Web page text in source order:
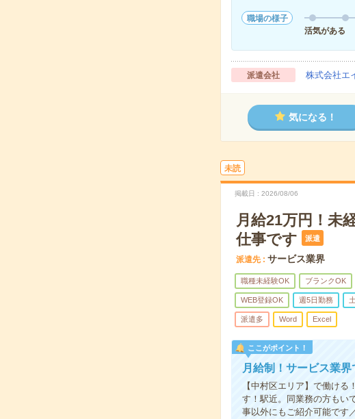
職場の様子
活気がある
派遣会社 株式会社エ
気になる！
未読
掲載日 2026/08/06
月給21万円！未
仕事です
派遣
派遣先 サービス業界
職種未経験OK ブランクOK
WEB登録OK 週5日勤務
派遣多 Word Excel
ここがポイント！
月給制！サービス業
【中村区エリア】で働け
す！駅近。同業務の方もい
事以外にもご紹介可能です